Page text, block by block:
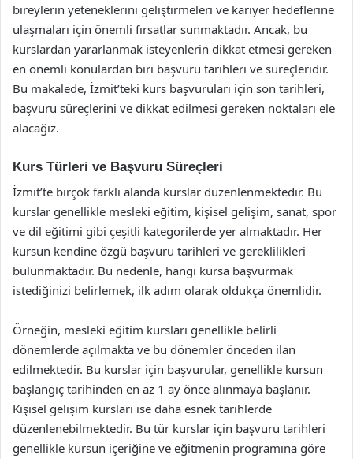
bireylerin yeteneklerini geliştirmeleri ve kariyer hedeflerine
ulaşmaları için önemli fırsatlar sunmaktadır. Ancak, bu
kurslardan yararlanmak isteyenlerin dikkat etmesi gereken
en önemli konulardan biri başvuru tarihleri ve süreçleridir.
Bu makalede, İzmit’teki kurs başvuruları için son tarihleri,
başvuru süreçlerini ve dikkat edilmesi gereken noktaları ele
alacağız.
Kurs Türleri ve Başvuru Süreçleri
İzmit’te birçok farklı alanda kurslar düzenlenmektedir. Bu
kurslar genellikle mesleki eğitim, kişisel gelişim, sanat, spor
ve dil eğitimi gibi çeşitli kategorilerde yer almaktadır. Her
kursun kendine özgü başvuru tarihleri ve gereklilikleri
bulunmaktadır. Bu nedenle, hangi kursa başvurmak
istediğinizi belirlemek, ilk adım olarak oldukça önemlidir.
Örneğin, mesleki eğitim kursları genellikle belirli
dönemlerde açılmakta ve bu dönemler önceden ilan
edilmektedir. Bu kurslar için başvurular, genellikle kursun
başlangıç tarihinden en az 1 ay önce alınmaya başlanır.
Kişisel gelişim kursları ise daha esnek tarihlerde
düzenlenebilmektedir. Bu tür kurslar için başvuru tarihleri
genellikle kursun içeriğine ve eğitmenin programına göre